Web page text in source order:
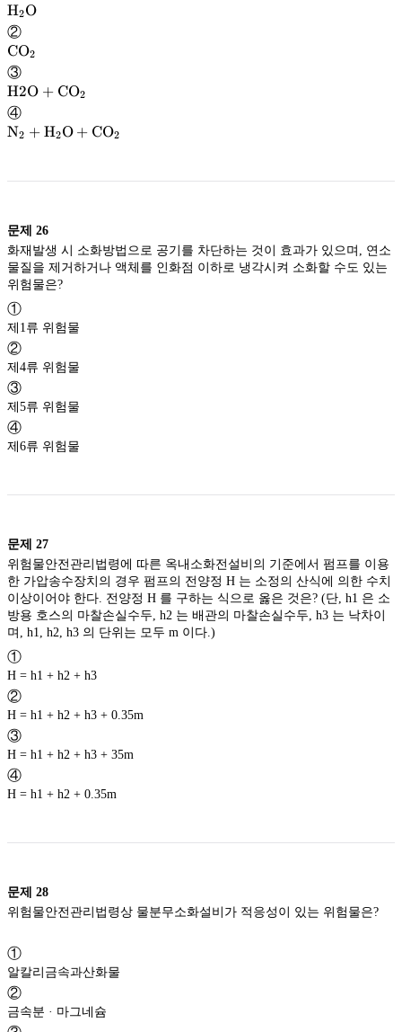
\rm
\mathrm{H}
H
_2
\mathrm{O}
O
H2O
②
\rm
\mathrm{CO}
CO
_2
CO2
③
\rm
H2O
+
H2O + CO2
④
\rm
+
N2 + H2O + CO2
문제 26
화재발생 시 소화방법으로 공기를 차단하는 것이 효과가 있으며, 연소
물질을 제거하거나 액체를 인화점 이하로 냉각시켜 소화할 수도 있는
①
제1류 위험물
②
제4류 위험물
③
제5류 위험물
④
제6류 위험물
문제 27
위험물안전관리법령에 따른 옥내소화전설비의 기준에서 펌프를 이용
한 가압송수장치의 경우 펌프의 전양정 H 는 소정의 산식에 의한 수치
이상이어야 한다. 전양정 H 를 구하는 식으로 옳은 것은? (단, h1 은 소
방용 호스의 마찰손실수두, h2 는 배관의 마찰손실수두, h3 는 낙차이
①
H = h1 + h2 + h3
②
H = h1 + h2 + h3 + 0.35m
③
H = h1 + h2 + h3 + 35m
④
H = h1 + h2 + 0.35m
문제 28
위험물안전관리법령상 물분무소화설비가 적응성이 있는 위험물은?
①
알칼리금속과산화물
②
금속분 · 마그네슘